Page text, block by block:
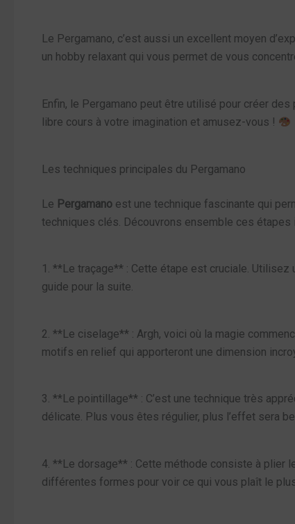
Le Pergamano, c’est aussi un excellent moyen
un hobby relaxant qui vous permet de vous
Enfin, le Pergamano peut être utilisé pour créer
libre cours à votre imagination et amusez-vous !
Les techniques principales du Pergamano
Le Pergamano est une technique fascinante qui
techniques clés. Découvrons ensemble ces étapes
1. **Le traçage** : Cette étape est cruciale.
guide pour la suite.
2. **Le ciselage** : Argh, voici où la magie
motifs en relief qui apporteront une dimension
3. **Le pointillage** : C’est une technique très
délicate. Plus vous êtes régulier, plus l’effet sera
4. **Le dorsage** : Cette méthode consiste à plier
différentes formes pour voir ce qui vous plaît le